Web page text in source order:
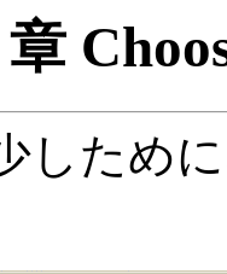
しため